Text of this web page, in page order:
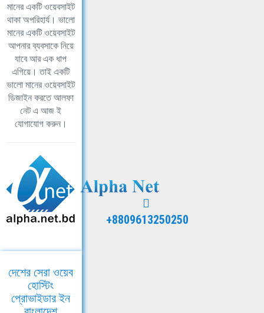
মানের একটি ওয়েবসাইট
থাকা অপরিহার্য। ভালো
মানের একটি ওয়েবসাইট
আপনার ব্যবসাকে নিয়ে
যাবে আর এক ধাপ
এগিয়ে। তাই একটি
ভালো মানের ওয়েবসাইট
ডিজাইন করতে আলফা
নেট এ আজ ই
যোগাযোগ করুন।
+8809613250250
দেশের সেরা ওয়েব
হোস্টিং
প্রোভাইডার ইন